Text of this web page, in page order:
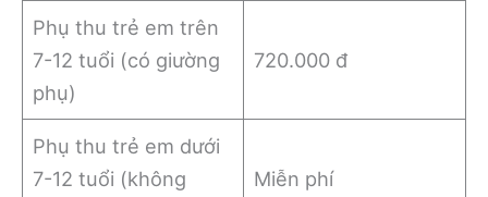
Phụ thu trẻ em trên
7-12 tuổi (có giường
phụ)
720.000 đ
Phụ thu trẻ em dưới
7-12 tuổi (không
Miễn phí